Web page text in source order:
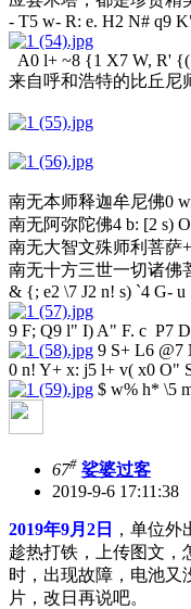
- T5 w- R: e. H2 N# q9
A0 l+ ~8 {1 X7 W, R' {(
来自呼和浩特的比丘尼
南无本师释迦牟尼佛0
南无阿弥陀佛4 b: [2 s)
南无大智文殊师利菩萨
南无十方三世一切诸佛
& {; e2 \7 J2 n! s) `4 G- u
9 F; Q9 l" I) A" F. c P7
9 S+ L6 @7
0 n! Y+ x: j5 l+ v( x0 O"
$ w% h* \5
67# 娑婆过客
2019-9-6 17:11:38
2019年9月2日
，单位
趁热打铁，上传图文，
时，出现故障，电池又
片，改日再说吧。